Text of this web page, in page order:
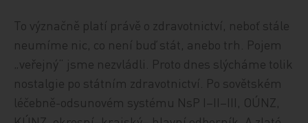
To význačně platí právě o zdravotnictví, neboť stále
neumíme nic, co není buď stát, anebo trh. Pojem
„veřejný“ jsme nezvládli. Proto dnes slýcháme tolik
nostalgie po státním zdravotnictví. Po sovětském
léčebně-odsunovém systému NsP I–II–III, OÚNZ,